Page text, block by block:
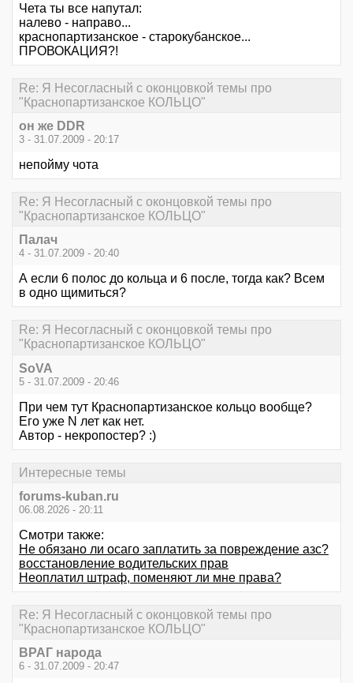
Чета ты все напутал:
налево - направо...
краснопартизанское - старокубанское...
ПРОВОКАЦИЯ?!
Re: Я Несогласный с оконцовкой темы про
"Краснопартизанское КОЛЬЦО"
он же DDR
3 - 31.07.2009 - 20:17
непойму чота
Re: Я Несогласный с оконцовкой темы про
"Краснопартизанское КОЛЬЦО"
Палач
4 - 31.07.2009 - 20:40
А если 6 полос до кольца и 6 после, тогда как? Всем
в одно щимиться?
Re: Я Несогласный с оконцовкой темы про
"Краснопартизанское КОЛЬЦО"
SoVA
5 - 31.07.2009 - 20:46
При чем тут Краснопартизанское кольцо вообще?
Его уже N лет как нет.
Автор - некропостер? :)
Интересные темы
forums-kuban.ru
06.08.2026 - 20:11
Смотри также:
Не обязано ли осаго заплатить за повреждение азс?
восстановление водительских прав
Неоплатил штраф, поменяют ли мне права?
Re: Я Несогласный с оконцовкой темы про
"Краснопартизанское КОЛЬЦО"
ВРАГ народа
6 - 31.07.2009 - 20:47